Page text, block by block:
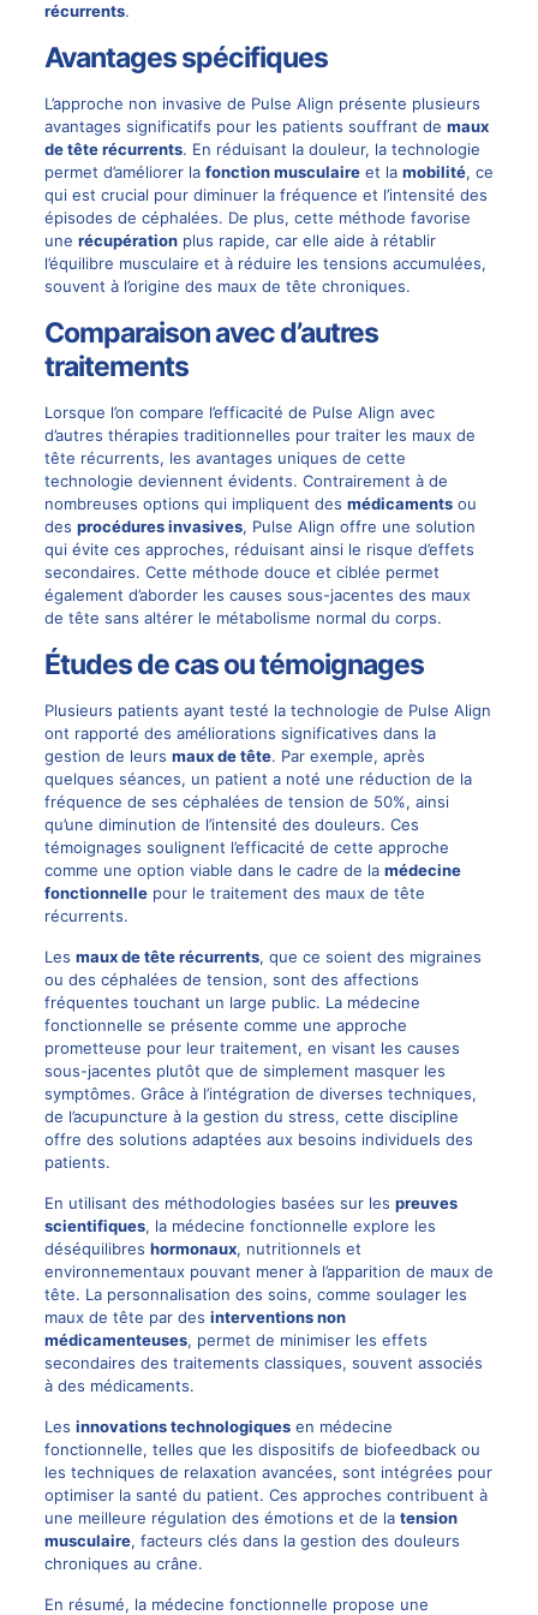
récurrents.
Avantages spécifiques
L’approche non invasive de Pulse Align présente plusieurs
avantages significatifs pour les patients souffrant de maux
de tête récurrents. En réduisant la douleur, la technologie
permet d’améliorer la fonction musculaireet la mobilité, ce
qui est crucial pour diminuer la fréquence et l’intensité des
épisodes de céphalées. De plus, cette méthode favorise
une récupérationplus rapide, car elle aide à rétablir
l’équilibre musculaire et à réduire les tensions accumulées,
souvent à l’origine des maux de tête chroniques.
Comparaison avec d’autres
traitements
Lorsque l’on compare l’efficacité de Pulse Align avec
d’autres thérapies traditionnelles pour traiter les maux de
tête récurrents, les avantages uniques de cette
technologie deviennent évidents. Contrairement à de
nombreuses options qui impliquent des médicamentsou
des procédures invasives, Pulse Align offre une solution
qui évite ces approches, réduisant ainsi le risque d’effets
secondaires. Cette méthode douce et ciblée permet
également d’aborder les causes sous-jacentes des maux
de tête sans altérer le métabolisme normal du corps.
Études de cas ou témoignages
Plusieurs patients ayant testé la technologie de Pulse Align
ont rapporté des améliorations significatives dans la
gestion de leurs maux de tête. Par exemple, après
quelques séances, un patient a noté une réduction de la
fréquence de ses céphalées de tension de 50%, ainsi
qu’une diminution de l’intensité des douleurs. Ces
témoignages soulignent l’efficacité de cette approche
comme une option viable dans le cadre de la médecine
fonctionnellepour le traitement des maux de tête
récurrents.
Les maux de tête récurrents, que ce soient des migraines
ou des céphalées de tension, sont des affections
fréquentes touchant un large public. La médecine
fonctionnelle se présente comme une approche
prometteuse pour leur traitement, en visant les causes
sous-jacentes plutôt que de simplement masquer les
symptômes. Grâce à l’intégration de diverses techniques,
de l’acupuncture à la gestion du stress, cette discipline
offre des solutions adaptées aux besoins individuels des
patients.
En utilisant des méthodologies basées sur les preuves
scientifiques, la médecine fonctionnelle explore les
déséquilibres hormonaux, nutritionnels et
environnementaux pouvant mener à l’apparition de maux de
tête. La personnalisation des soins, comme soulager les
maux de tête par des interventions non
médicamenteuses, permet de minimiser les effets
secondaires des traitements classiques, souvent associés
à des médicaments.
Les innovations technologiquesen médecine
fonctionnelle, telles que les dispositifs de biofeedback ou
les techniques de relaxation avancées, sont intégrées pour
optimiser la santé du patient. Ces approches contribuent à
une meilleure régulation des émotions et de la tension
musculaire, facteurs clés dans la gestion des douleurs
chroniques au crâne.
En résumé, la médecine fonctionnelle propose une